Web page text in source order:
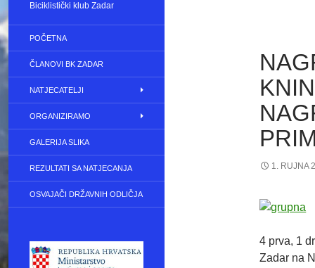
1. RUJNA
4 prva, 1
Zadar na
Biciklistički klub Zadar
POČETNA
ČLANOVI BK ZADAR
NATJECATELJI
ORGANIZIRAMO
GALERIJA SLIKA
REZULTATI SA NATJECANJA
OSVAJAČI DRŽAVNIH ODLIČJA